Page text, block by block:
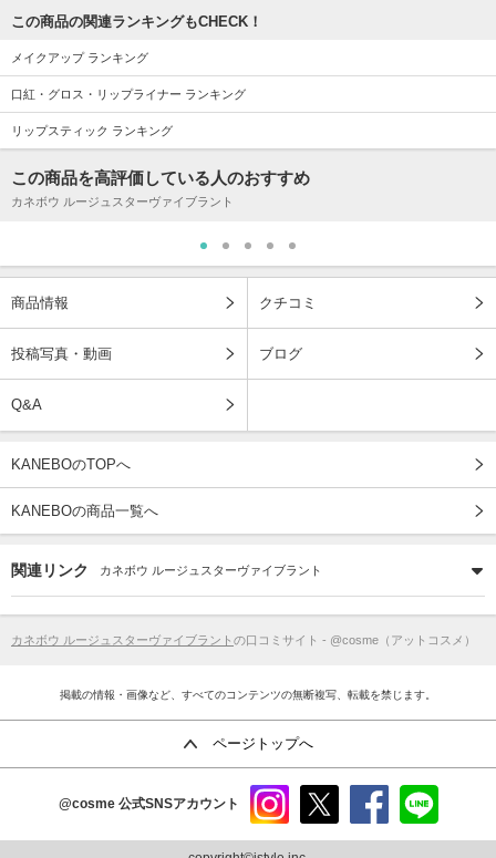
この商品の関連ランキングもCHECK！
メイクアップ ランキング
口紅・グロス・リップライナー ランキング
リップスティック ランキング
この商品を高評価している人のおすすめ
カネボウ ルージュスターヴァイブラント
商品情報 クチコミ
投稿写真・動画 ブログ
Q&A
KANEBOのTOPへ
KANEBOの商品一覧へ
関連リンク カネボウ ルージュスターヴァイブラント
カネボウ ルージュスターヴァイブラント の口コミサイト - @cosme（アットコスメ）
掲載の情報・画像など、すべてのコンテンツの無断複写、転載を禁じます。
ページトップへ
@cosme 公式SNSアカウント
ram